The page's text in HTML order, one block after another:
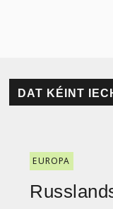
DAT KÉINT
EUROPA